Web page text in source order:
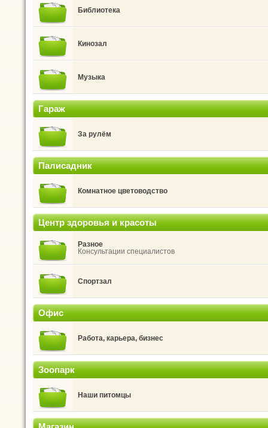
Библиотека
Кинозал
Музыка
Гараж
За рулём
Палисадник
Комнатное цветоводство
Центр здоровья и красоты
Разное
Консультации специалистов
Спортзал
Офис
Работа, карьера, бизнес
Зоопарк
Наши питомцы